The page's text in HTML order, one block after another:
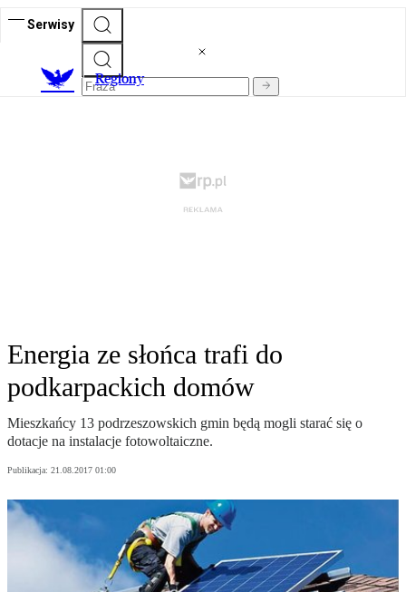
Serwisy
Regiony
Energia ze słońca trafi do
podkarpackich domów
Mieszkańcy 13 podrzeszowskich gmin będą mogli starać się o
dotacje na instalacje fotowoltaiczne.
Publikacja: 21.08.2017 01:00